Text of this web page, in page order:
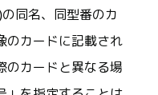
同名、同型番のカ
のカードに記載され
のカードと異なる場